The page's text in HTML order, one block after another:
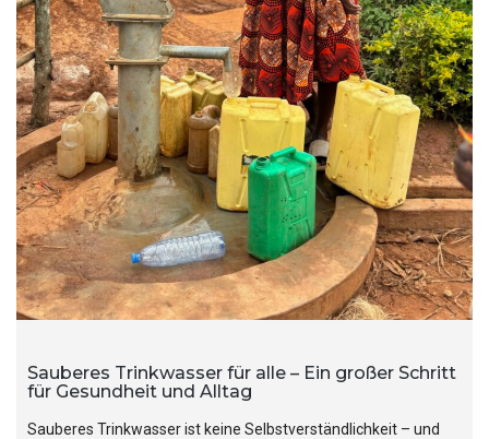
Sauberes Trinkwasser für alle – Ein großer Schritt
für Gesundheit und Alltag
Sauberes Trinkwasser ist keine Selbstverständlichkeit – und